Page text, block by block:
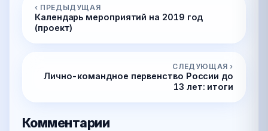
‹ ПРЕДЫДУЩАЯ
Календарь мероприятий на 2019 год
(проект)
СЛЕДУЮЩАЯ ›
Лично-командное первенство России до
13 лет: итоги
Комментарии